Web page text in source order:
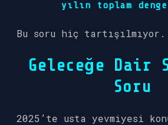
yılın toplam
Bu soru hiç tartışılmıyor.
Geleceğe Dair
Soru
2025’te usta yevmiyesi